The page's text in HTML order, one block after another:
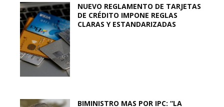
NUEVO REGLAMENTO DE TARJETAS
DE CRÉDITO IMPONE REGLAS
CLARAS Y ESTANDARIZADAS
BIMINISTRO MAS POR IPC: “LA